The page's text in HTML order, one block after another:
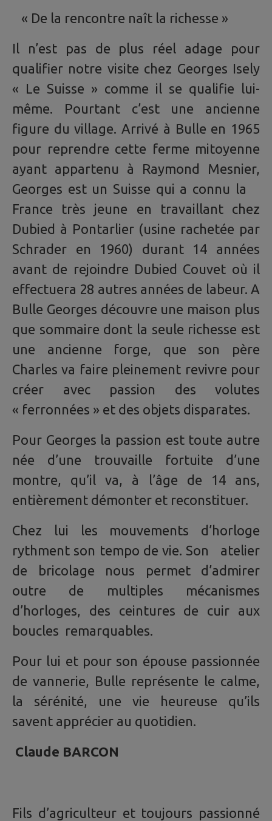
« De la rencontre naît la richesse »
Il n’est pas de plus réel adage pour
qualifier notre visite chez Georges Isely
« Le Suisse » comme il se qualifie lui-
même. Pourtant c’est une ancienne
figure du village. Arrivé à Bulle en 1965
pour reprendre cette ferme mitoyenne
ayant appartenu à Raymond Mesnier,
Georges est un Suisse qui a connu la
France très jeune en travaillant chez
Dubied à Pontarlier (usine rachetée par
Schrader en 1960) durant 14 années
avant de rejoindre Dubied Couvet où il
effectuera 28 autres années de labeur. A
Bulle Georges découvre une maison plus
que sommaire dont la seule richesse est
une ancienne forge, que son père
Charles va faire pleinement revivre pour
créer avec passion des volutes
« ferronnées » et des objets disparates.
Pour Georges la passion est toute autre
née d’une trouvaille fortuite d’une
montre, qu’il va, à l’âge de 14 ans,
entièrement démonter et reconstituer.
Chez lui les mouvements d’horloge
rythment son tempo de vie. Son atelier
de bricolage nous permet d’admirer
outre de multiples mécanismes
d’horloges, des ceintures de cuir aux
boucles remarquables.
Pour lui et pour son épouse passionnée
de vannerie, Bulle représente le calme,
la sérénité, une vie heureuse qu’ils
savent apprécier au quotidien.
Claude BARCON
Fils d’agriculteur et toujours passionné